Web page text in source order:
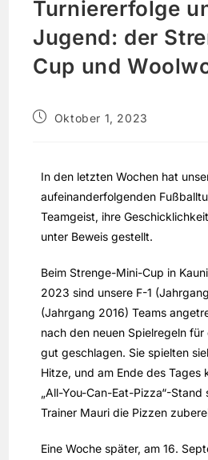
Turniererfolge
Jugend: der
Cup und
Oktober 1, 2023
In den letzten Wochen hat
aufeinanderfolgenden
Teamgeist, ihre
unter Beweis gestellt.
Beim Strenge-Mini-Cup in
2023 sind unsere F-1
(Jahrgang 2016) Teams
nach den neuen Spielregeln
gut geschlagen. Sie spielten
Hitze, und am Ende des Tages
„All-You-Can-Eat-Pizza“-
Trainer Mauri die Pizzen
Eine Woche später, am 16.